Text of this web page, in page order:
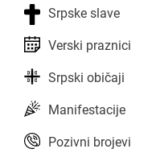
Srpske slave
Verski praznici
Srpski običaji
Manifestacije
Pozivni brojevi